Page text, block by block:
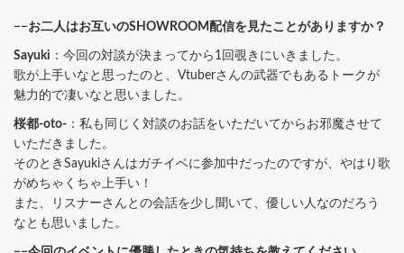
−−お二人はお互いのSHOWROOM配信を見たことがありますか？
Sayuki ：今回の対談が決まってから1回覗きにいきました。
歌が上手いなと思ったのと、Vtuberさんの武器でもあるトークが
魅力的で凄いなと思いました。
桜都-oto- ：私も同じく対談のお話をいただいてからお邪魔させて
いただきました。
そのときSayukiさんはガチイベに参加中だったのですが、やはり歌
がめちゃくちゃ上手い！
また、リスナーさんとの会話を少し聞いて、優しい人なのだろう
なとも思いました。